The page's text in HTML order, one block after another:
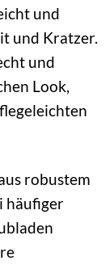
und
und Kratzer.
und
Look,
robustem
häufiger